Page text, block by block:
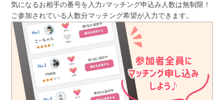
気になるお相手の番号を入力♪マッチング申込み人数は無制限！
ご参加されている人数分マッチング希望が入力できます。